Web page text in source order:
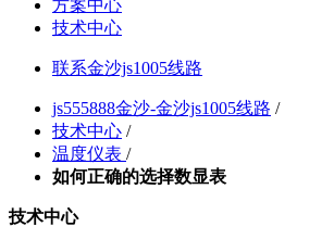
方案中心
技术中心
联系金沙js1005线路
js555888金沙-金沙js1005线路 /
技术中心 /
温度仪表 /
如何正确的选择数显表
技术中心